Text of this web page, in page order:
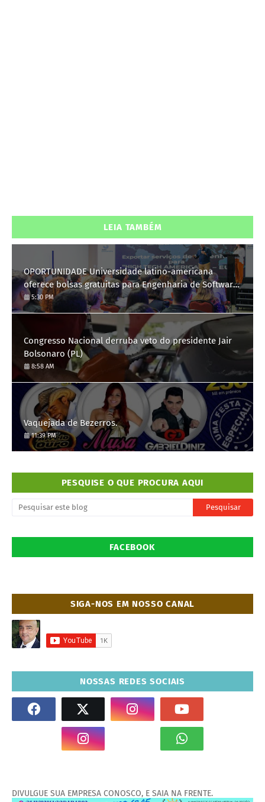
LEIA TAMBÉM
OPORTUNIDADE Universidade latino-americana
oferece bolsas gratuitas para Engenharia de Software;
saiba como se candidatar
5:30 PM
Congresso Nacional derruba veto do presidente Jair
Bolsonaro (PL)
8:58 AM
Vaquejada de Bezerros.
11:39 PM
PESQUISE O QUE PROCURA AQUI
FACEBOOK
SIGA-NOS EM NOSSO CANAL
NOSSAS REDES SOCIAIS
DIVULGUE SUA EMPRESA CONOSCO, E SAIA NA FRENTE.